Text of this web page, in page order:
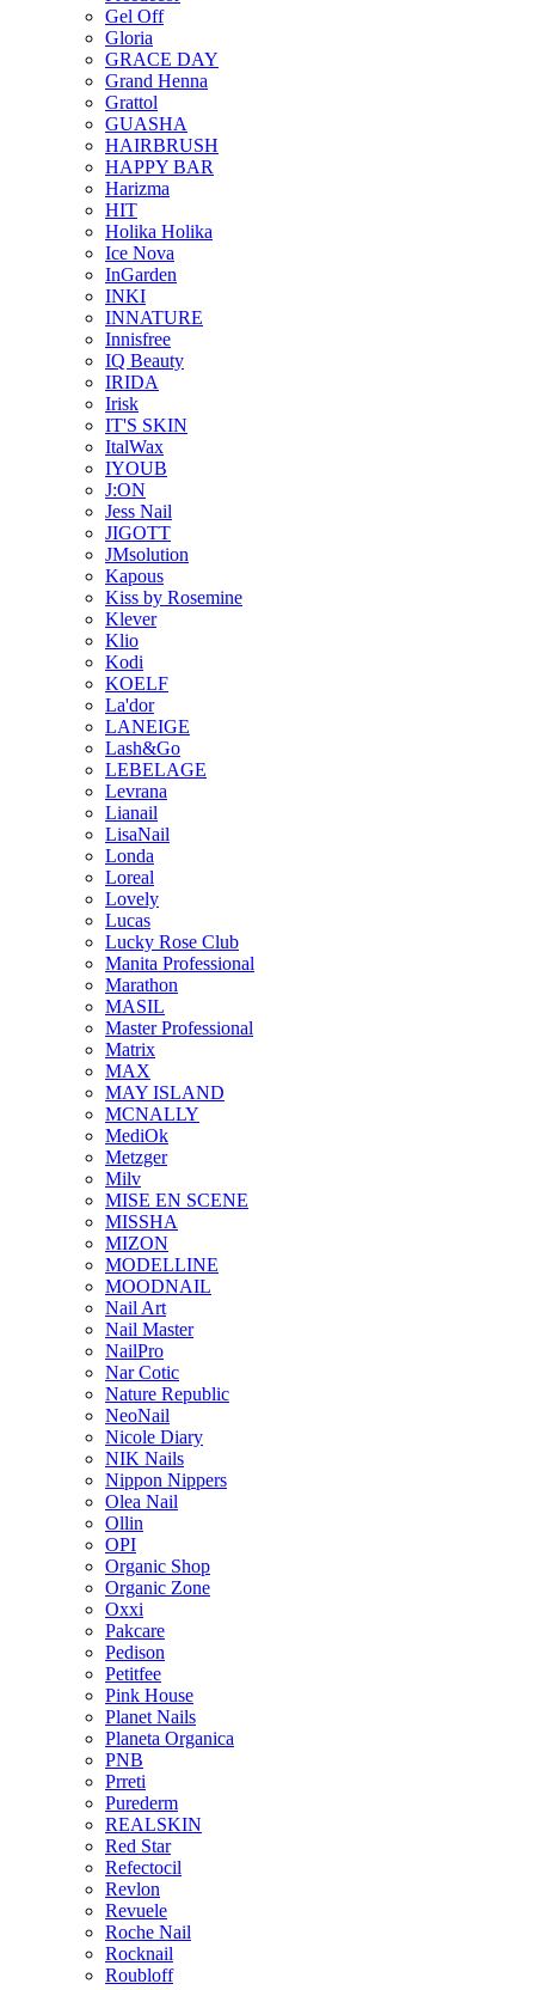
Gel Off
Gloria
GRACE DAY
Grand Henna
Grattol
GUASHA
HAIRBRUSH
HAPPY BAR
Harizma
HIT
Holika Holika
Ice Nova
InGarden
INKI
INNATURE
Innisfree
IQ Beauty
IRIDA
Irisk
IT'S SKIN
ItalWax
IYOUB
J:ON
Jess Nail
JIGOTT
JMsolution
Kapous
Kiss by Rosemine
Klever
Klio
Kodi
KOELF
La'dor
LANEIGE
Lash&Go
LEBELAGE
Levrana
Lianail
LisaNail
Londa
Loreal
Lovely
Lucas
Lucky Rose Club
Manita Professional
Marathon
MASIL
Master Professional
Matrix
MAX
MAY ISLAND
MCNALLY
MediOk
Metzger
Milv
MISE EN SCENE
MISSHA
MIZON
MODELLINE
MOODNAIL
Nail Art
Nail Master
NailPro
Nar Cotic
Nature Republic
NeoNail
Nicole Diary
NIK Nails
Nippon Nippers
Olea Nail
Ollin
OPI
Organic Shop
Organic Zone
Oxxi
Pakcare
Pedison
Petitfee
Pink House
Planet Nails
Planeta Organica
PNB
Prreti
Purederm
REALSKIN
Red Star
Refectocil
Revlon
Revuele
Roche Nail
Rocknail
Roubloff